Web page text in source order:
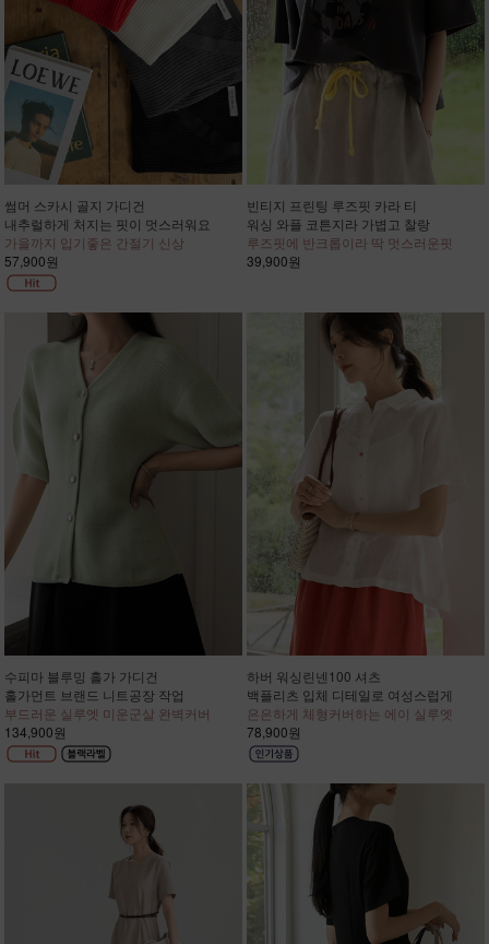
썸머 스카시 골지 가디건
내추럴하게 처지는 핏이 멋스러워요
가을까지 입기좋은 간절기 신상
57,900원
빈티지 프린팅 루즈핏 카라 티
워싱 와플 코튼지라 가볍고 찰랑
루즈핏에 반크롭이라 딱 멋스러운핏
39,900원
수피마 블루밍 홀가 가디건
홀가먼트 브랜드 니트공장 작업
부드러운 실루엣 미운군살 완벽커버
134,900원
하버 워싱린넨100 셔츠
백플리츠 입체 디테일로 여성스럽게
은은하게 체형커버하는 에이 실루엣
78,900원